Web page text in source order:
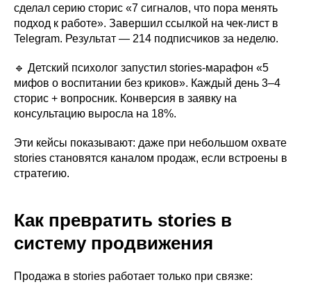
сделал серию сторис «7 сигналов, что пора менять
подход к работе». Завершил ссылкой на чек-лист в
Telegram. Результат — 214 подписчиков за неделю.
🔹 Детский психолог запустил stories-марафон «5
мифов о воспитании без криков». Каждый день 3–4
сторис + вопросник. Конверсия в заявку на
консультацию выросла на 18%.
Эти кейсы показывают: даже при небольшом охвате
stories становятся каналом продаж, если встроены в
стратегию.
Как превратить stories в
систему продвижения
Продажа в stories работает только при связке: